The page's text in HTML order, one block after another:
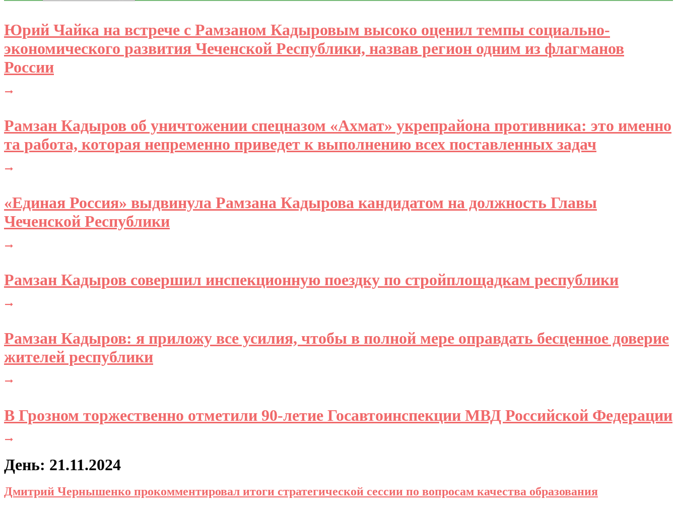
Юрий Чайка на встрече с Рамзаном Кадыровым высоко оценил темпы социально-
экономического развития Чеченской Республики, назвав регион одним из флагманов
России
Рамзан Кадыров об уничтожении спецназом «Ахмат» укрепрайона противника: это именно
та работа, которая непременно приведет к выполнению всех поставленных задач
«Единая Россия» выдвинула Рамзана Кадырова кандидатом на должность Главы
Чеченской Республики
Рамзан Кадыров совершил инспекционную поездку по стройплощадкам республики
Рамзан Кадыров: я приложу все усилия, чтобы в полной мере оправдать бесценное доверие
жителей республики
В Грозном торжественно отметили 90-летие Госавтоинспекции МВД Российской Федерации
День: 21.11.2024
Дмитрий Чернышенко прокомментировал итоги стратегической сессии по вопросам качества образования